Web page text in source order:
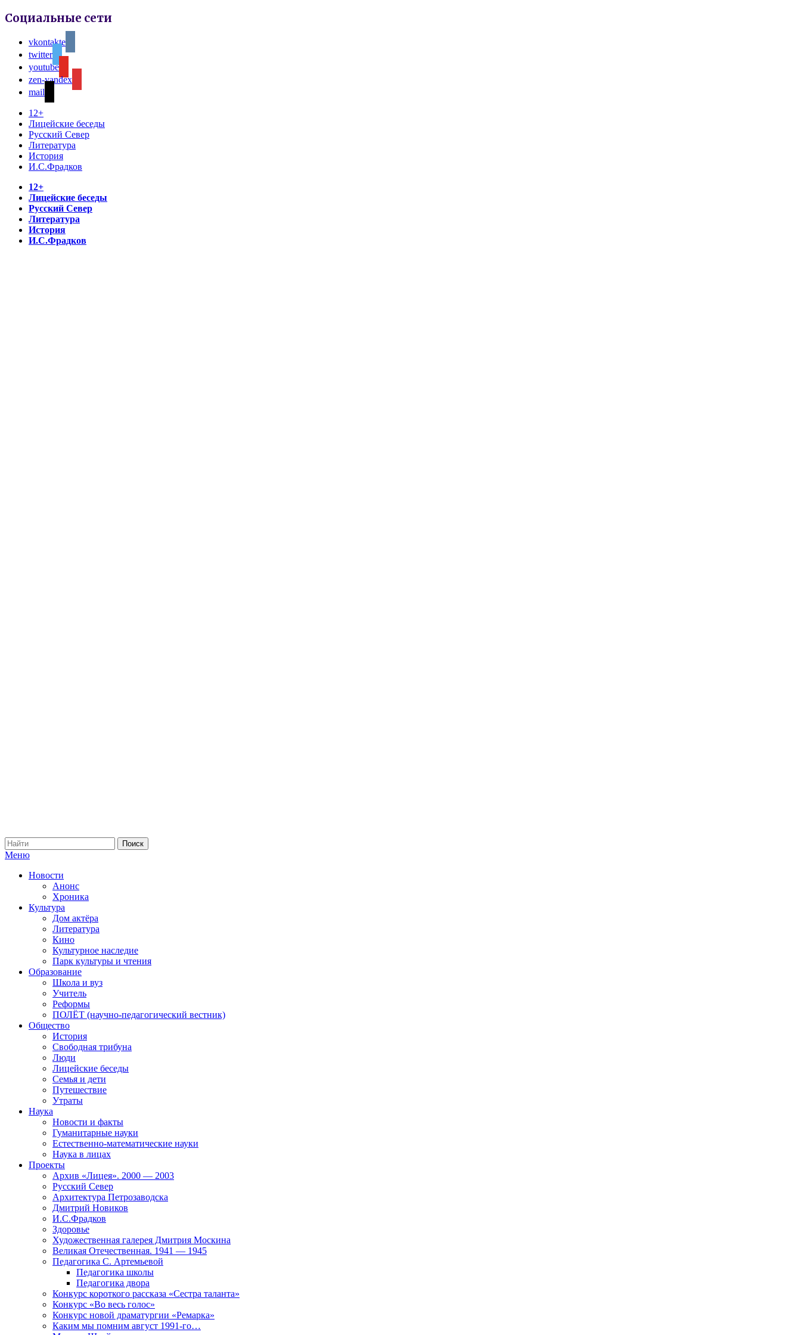
Социальные сети
vkontakte
twitter
youtube
zen-yandex
mail
12+
Лицейские беседы
Русский Север
Литература
История
И.С.Фрадков
12+
Лицейские беседы
Русский Север
Литература
История
И.С.Фрадков
Меню
Новости
Анонс
Хроника
Культура
Дом актёра
Литература
Кино
Культурное наследие
Парк культуры и чтения
Образование
Школа и вуз
Учитель
Реформы
ПОЛЁТ (научно-педагогический вестник)
Общество
История
Свободная трибуна
Люди
Лицейские беседы
Семья и дети
Путешествие
Утраты
Наука
Новости и факты
Гуманитарные науки
Естественно-математические науки
Наука в лицах
Проекты
Архив «Лицея». 2000 — 2003
Русский Север
Архитектура Петрозаводска
Дмитрий Новиков
И.С.Фрадков
Здоровье
Художественная галерея Дмитрия Москина
Великая Отечественная. 1941 — 1945
Педагогика С. Артемьевой
Педагогика школы
Педагогика двора
Конкурс короткого рассказа «Сестра таланта»
Конкурс «Во весь голос»
Конкурс новой драматургии «Ремарка»
Каким мы помним август 1991-го…